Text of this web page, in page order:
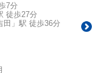
7分
徒歩27分
田」駅 徒歩36分